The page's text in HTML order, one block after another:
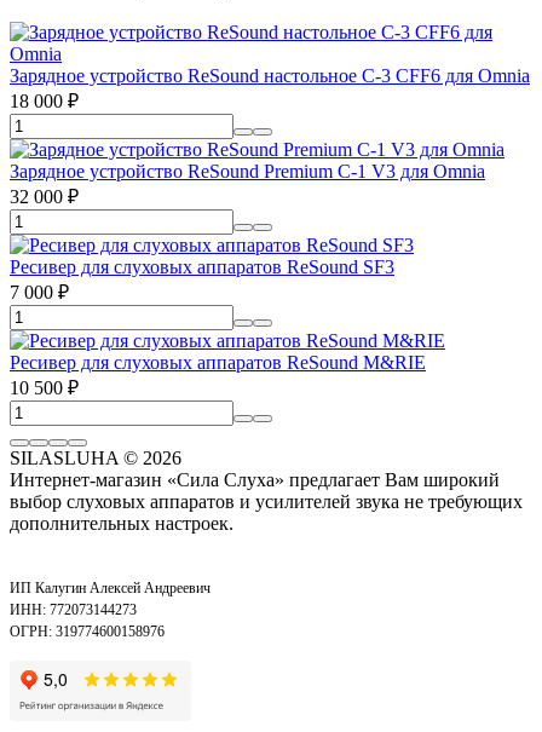
Зарядное устройство ReSound настольное C-3 CFF6 для Omnia
18 000 ₽
Зарядное устройство ReSound Premium C-1 V3 для Omnia
32 000 ₽
Ресивер для слуховых аппаратов ReSound SF3
7 000 ₽
Ресивер для слуховых аппаратов ReSound M&RIE
10 500 ₽
SILASLUHA © 2026
Интернет-магазин «Сила Слуха» предлагает Вам широкий
выбор слуховых аппаратов и усилителей звука не требующих
дополнительных настроек.
ИП Калугин Алексей Андреевич
ИНН: 772073144273
ОГРН: 319774600158976